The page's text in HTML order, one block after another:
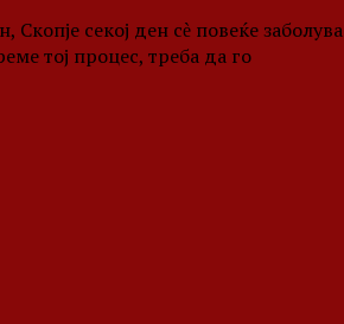
секој ден сѐ повеќе заболува
тој процес, треба да го